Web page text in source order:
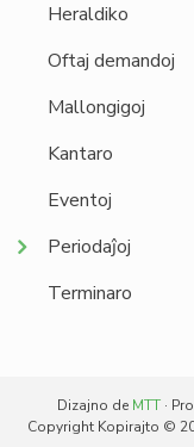
Heraldiko
Oftaj demandoj
Mallongigoj
Kantaro
Eventoj
Periodaĵoj
Terminaro
Dizajno de MTT·
Copyright Kopirajto ©